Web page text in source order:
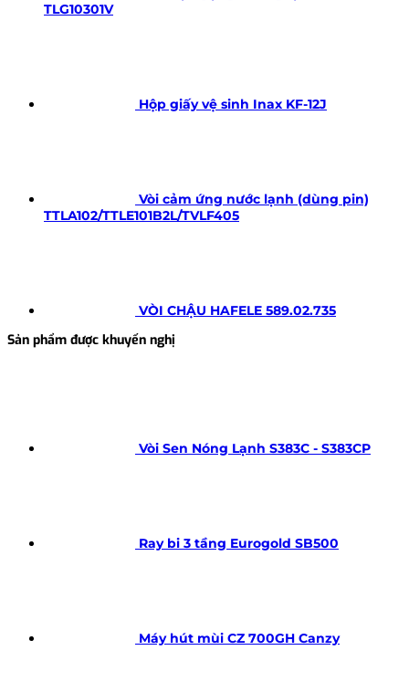
TLG10301V
Hộp giấy vệ sinh Inax KF-12J
Vòi cảm ứng nước lạnh (dùng pin)
TTLA102/TTLE101B2L/TVLF405
VÒI CHẬU HAFELE 589.02.735
Sản phẩm được khuyến nghị
Vòi Sen Nóng Lạnh S383C - S383CP
Ray bi 3 tầng Eurogold SB500
Máy hút mùi CZ 700GH Canzy